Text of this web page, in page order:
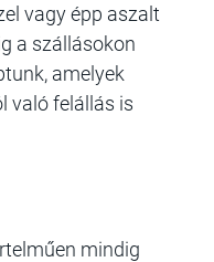
vagy épp aszalt
a szállásokon
amelyek
való felállás is
mindig